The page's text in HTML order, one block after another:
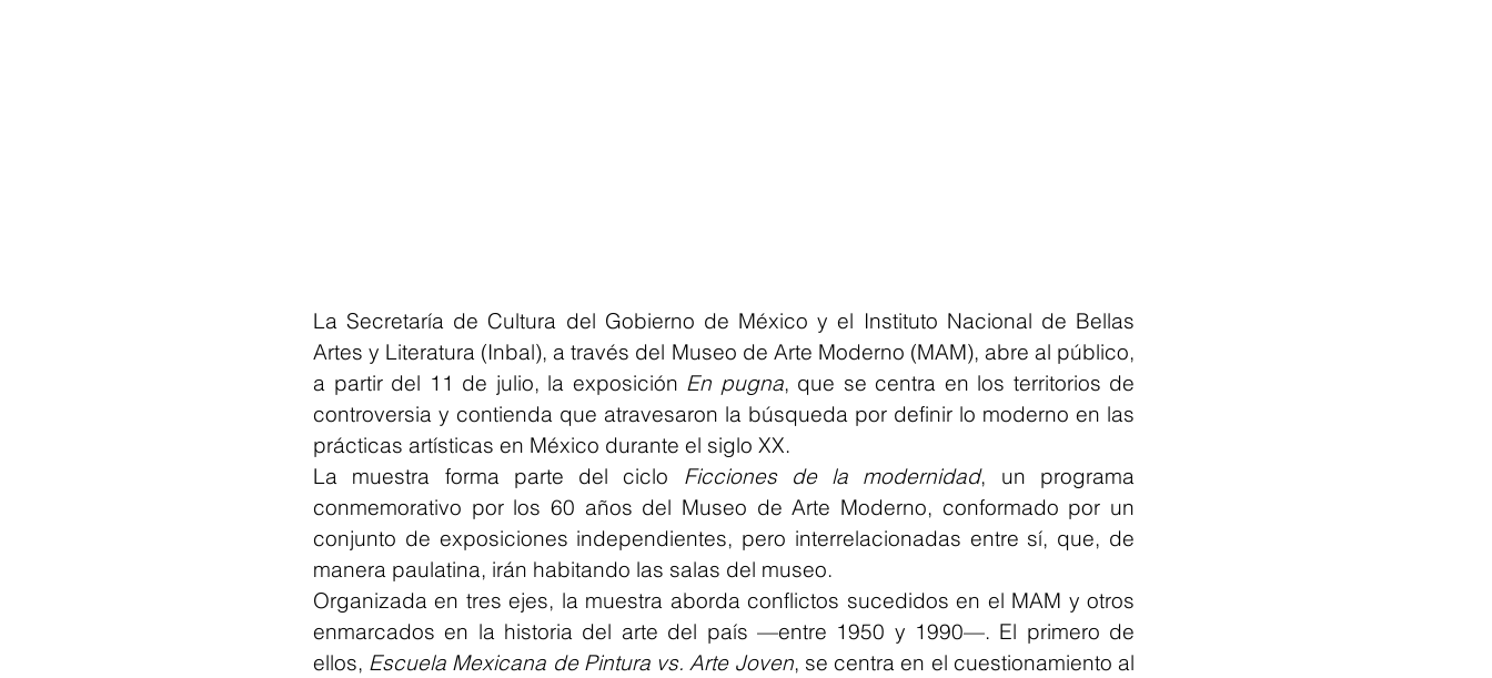
La Secretaría de Cultura del Gobierno de México y el Instituto Nacional de Bellas
Artes y Literatura (Inbal), a través del Museo de Arte Moderno (MAM), abre al público,
a partir del 11 de julio, la exposición En pugna, que se centra en los territorios de
controversia y contienda que atravesaron la búsqueda por definir lo moderno en las
prácticas artísticas en México durante el siglo XX.
La muestra forma parte del ciclo Ficciones de la modernidad, un programa
conmemorativo por los 60 años del Museo de Arte Moderno, conformado por un
conjunto de exposiciones independientes, pero interrelacionadas entre sí, que, de
manera paulatina, irán habitando las salas del museo.
Organizada en tres ejes, la muestra aborda conflictos sucedidos en el MAM y otros
enmarcados en la historia del arte del país —entre 1950 y 1990—. El primero de
ellos, Escuela Mexicana de Pintura vs. Arte Joven, se centra en el cuestionamiento al